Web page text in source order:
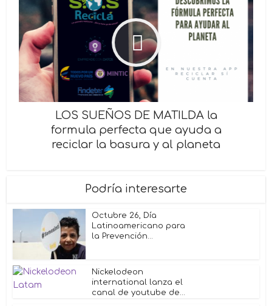
LOS SUEÑOS DE MATILDA la
formula perfecta que ayuda a
reciclar la basura y al planeta
Podría interesarte
Octubre 26, Día
Latinoamericano para
la Prevención...
Nickelodeon
international lanza el
canal de youtube de...